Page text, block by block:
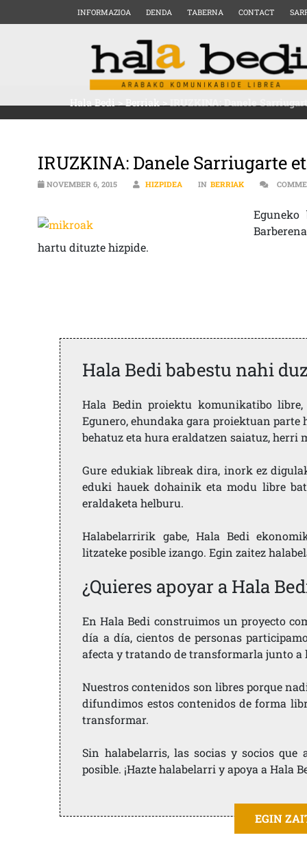
INFORMAZIOA DENDA TABERNA CONTACT
Hala Bedi>Berriak>IRUZKINA: Danele
IRUZKINA: Danele Sarriugarte
NOVEMBER 6, 2015 HIZPIDEA IN BERRIAK
hartu dituzte hizpide.
Hala Bedi babestu nahi
Hala Bedin proiektu komunikatibo
Egunero, ehundaka gara proiektuan
behatuz eta hura eraldatzen saiatuz, herri
Gure edukiak libreak dira, inork ez
eduki hauek dohainik eta modu libre
eraldaketa helburu.
Halabelarririk gabe, Hala Bedi
litzateke posible izango. Egin zaitez
¿Quieres apoyar a Hala
En Hala Bedi construimos un proyecto
día a día, cientos de personas
afecta y tratando de transformarla junto a
Nuestros contenidos son libres porque
difundimos estos contenidos de forma
transformar.
Sin halabelarris, las socias y socios que
posible. ¡Hazte halabelarri y apoya a Hala
EGIN